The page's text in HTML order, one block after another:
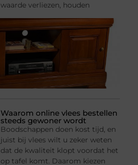
waarde verliezen, houden
Waarom online vlees bestellen
steeds gewoner wordt
Boodschappen doen kost tijd, en
juist bij vlees wilt u zeker weten
dat de kwaliteit klopt voordat het
op tafel komt. Daarom kiezen